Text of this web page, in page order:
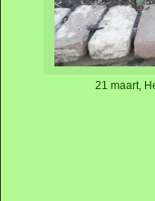
21 maart,